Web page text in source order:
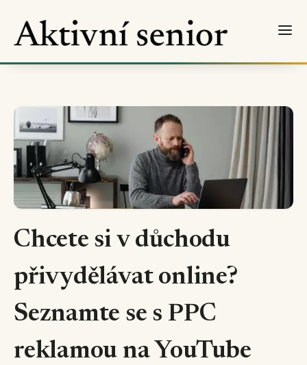
Chcete si v důchodu
přivydělávat online?
Seznamte se s PPC
reklamou na YouTube